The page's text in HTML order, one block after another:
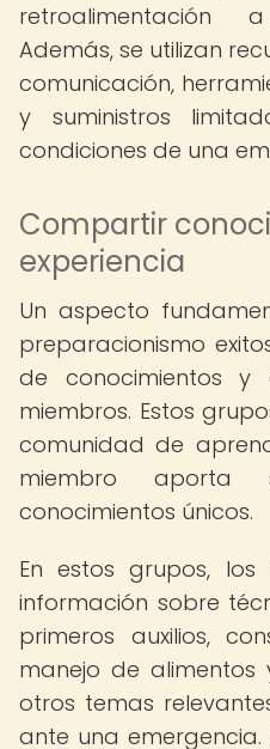
retroalimentación
Además, se utilizan
comunicación,
y suministros
condiciones de una
Compartir
experiencia
Un aspecto
preparacionismo
de conocimientos y
miembros. Estos
comunidad de
miembro aporta
conocimientos únicos.
En estos grupos,
información sobre
primeros auxilios,
manejo de alimentos
otros temas
ante una